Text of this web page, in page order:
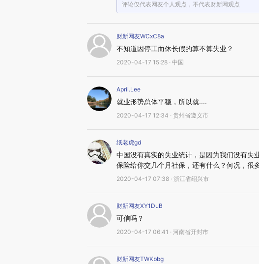
评论仅代表网友个人观点，不代表财新网观点
财新网友WCxC8a
不知道因停工而休长假的算不算失业？
2020-04-17 15:28 · 中国
April.Lee
就业形势总体平稳，所以就....
2020-04-17 12:34 · 贵州省遵义市
纸老虎gd
中国没有真实的失业统计，是因为我们没有失
保险给你交几个月社保，还有什么？何况，很
2020-04-17 07:38 · 浙江省绍兴市
财新网友XY1DuB
可信吗？
2020-04-17 06:41 · 河南省开封市
财新网友TWKbbg